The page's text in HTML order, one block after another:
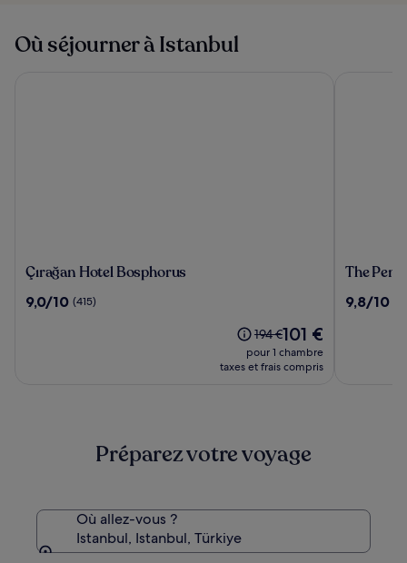
Où séjourner à Istanbul
Çırağan
Bosphorus
Çırağan Hotel Bosphorus
9.0
9,0/10 (415)
Le
prix
était
d’informations
sur
standard.
194 €Le
nouveau
prix
101 €
pour 1 chambre
taxes et frais compris
The
Istanbul
The
9.8
9,8/10
Préparez votre voyage
Où allez-vous ?
Istanbul, Istanbul, Türkiye